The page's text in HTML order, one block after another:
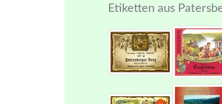
Etiketten aus